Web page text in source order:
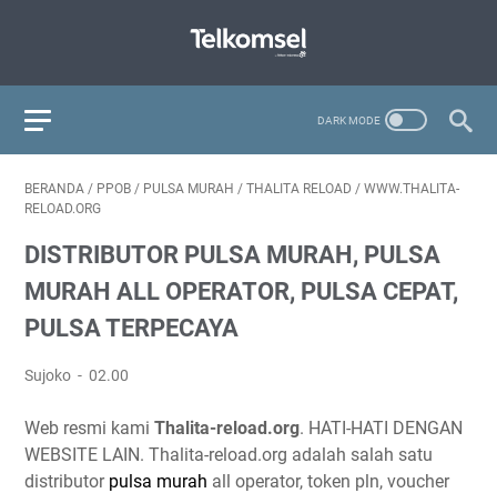
BERANDA / PPOB / PULSA MURAH / THALITA RELOAD / WWW.THALITA-
RELOAD.ORG
DISTRIBUTOR PULSA MURAH, PULSA
MURAH ALL OPERATOR, PULSA CEPAT,
PULSA TERPECAYA
Sujoko 02.00
Web resmi kami Thalita-reload.org. HATI-HATI DENGAN
WEBSITE LAIN. Thalita-reload.org adalah salah satu
distributor pulsa murah all operator, token pln, voucher